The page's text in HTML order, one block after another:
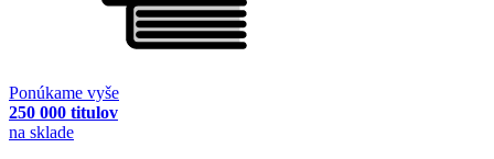
Ponúkame vyše
250 000 titulov
na sklade